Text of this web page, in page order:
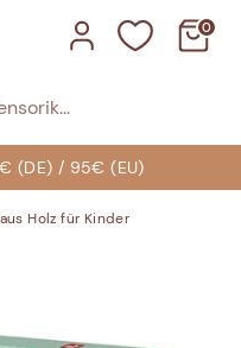
0
(DE) / 95€ (EU)
Holz für Kinder